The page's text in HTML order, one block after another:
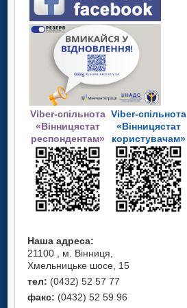
Viber-спільнота
«Вінницястат
респондентам»
Viber-спільнота
«Вінницястат
користувачам»
Наша адреса:
21100 , м. Вінниця,
Хмельницьке шосе, 15
тел: (0432) 52 57 77
факс: (0432) 52 59 96